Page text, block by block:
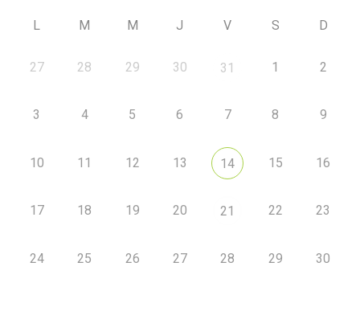
L M M J V S D
27 28 29 30 31 1 2
3 4 5 6 7 8 9
10 11 12 13 14 15 16
17 18 19 20 21 22 23
24 25 26 27 28 29 30